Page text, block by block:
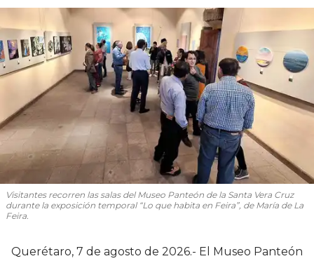
Visitantes recorren las salas del Museo Panteón de la Santa Vera Cruz
durante la exposición temporal “Lo que habita en Feira”, de María de La
Feira.
Querétaro, 7 de agosto de 2026.- El Museo Panteón